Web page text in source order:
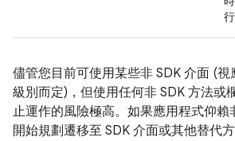
儘管您目前可使用某些非 SDK 介面 (視
級別而定)，但使用任何非 SDK 方法或
止運作的風險極高。如果應用程式仰賴
開始規劃遷移至 SDK 介面或其他替代